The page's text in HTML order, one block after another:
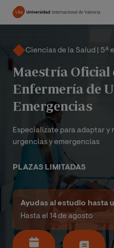
Pasar
EC
Ciencias de la Salud | 5ª
Maestría Oficial
Enfermería de
Emergencias
Especialízate para adaptar y
urgencias y emergencias
PLAZAS LIMITADAS
Ayudas al estudio hasta
Hasta el 14 de agosto